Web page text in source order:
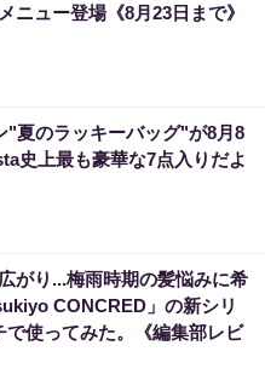
ニュー登場《8月23日まで》
"夏のラッキーバッグ"が8月8
史上最も豪華な7点入りだよ
がり...梅雨時期の髪悩みに希
CONCRED」の新シリ
で使ってみた。《編集部レビ